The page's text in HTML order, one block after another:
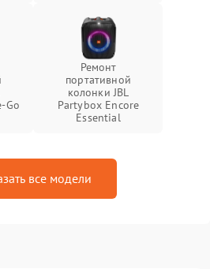
Go
Ремонт
портативной
колонки JBL
Partybox Encore
Essential
все модели